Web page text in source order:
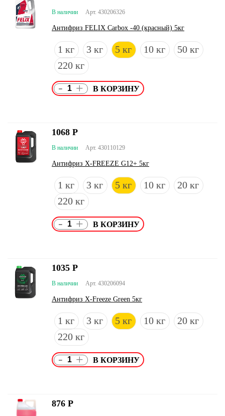
Арт. 430206326
В наличии
Антифриз FELIX Carbox -40 (красный) 5кг
1 кг 3 кг 5 кг 10 кг
50 кг
220 кг
- +
Арт. 430110129
В наличии
Антифриз X-FREEZE G12+ 5кг
1 кг 3 кг 5 кг 10 кг
20 кг
220 кг
1068 Р
- +
Арт. 430206094
В наличии
Антифриз X-Freeze Green 5кг
1 кг 3 кг 5 кг 10 кг
20 кг
220 кг
1035 Р
- +
876 Р